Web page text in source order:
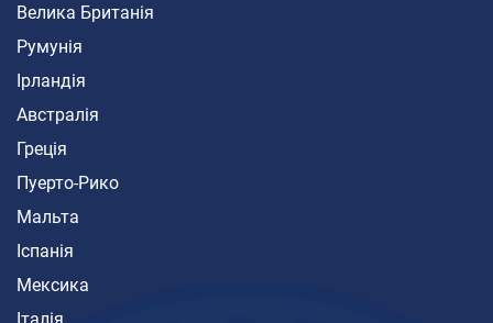
Велика Британія
Румунія
Ірландія
Австралія
Греція
Пуерто-Рико
Мальта
Іспанія
Мексика